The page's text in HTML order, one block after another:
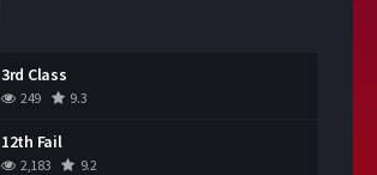
3rd Class
249 9.3
12th Fail
2,183 9.2